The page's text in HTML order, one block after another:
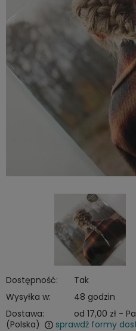
Dostępność:
Tak
Wysyłka w:
48 godzin
Dostawa:
od 17,00 zł -
(Polska)
sprawdź formy